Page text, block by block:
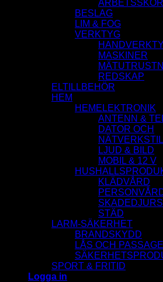
ARBETSSKOR
BESLAG
LIM & FOG
VERKTYG
MASKINER
REDSKAP
ELTILLBEHÖR
HEM
HEMELEKTRONIK
ANTENN &
DATOR OCH
LJUD & BILD
MOBIL & 12 V
KLÄDVÅRD
STÄD
LARM-SÄKERHET
BRANDSKYDD
LÅS OCH PASSAGE
SPORT & FRITID
Logga in